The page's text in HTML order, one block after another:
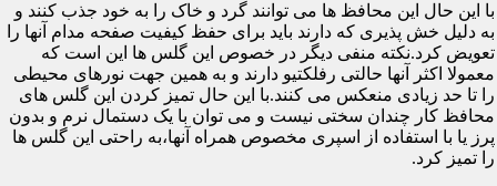
با این حال این محافظ ها می توانند گرد و خاک را به خود جذب کنند و
به دلیل خش پذیری که دارند باید برای حفظ کیفیت صفحه مدام آنها را
تعویض کرد.نکته منفی دیگر در خصوص این گلس ها این است که
معمولا اکثر آنها حالتی رفلکتیو دارند و به همین جهت نورهای محیطی
را تا حد زیادی منعکس می کنند.با این حال تمیز کردن این گلس های
محافظ کار چندان سختی نیست و می توان با یک دستمال نرم و بدون
پرز یا با استفاده از اسپری مخصوص همراه آنها،به راحتی این گلس ها
را تمیز کرد.